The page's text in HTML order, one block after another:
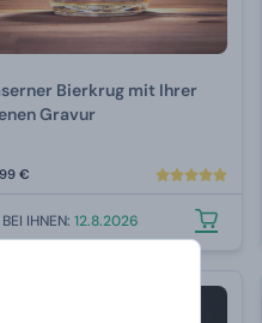
Bierkrug mit Ihrer
Gravur
99 €
BEI IHNEN:12.8.2026